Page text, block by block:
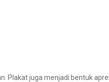
Plakat juga menjadi bentuk